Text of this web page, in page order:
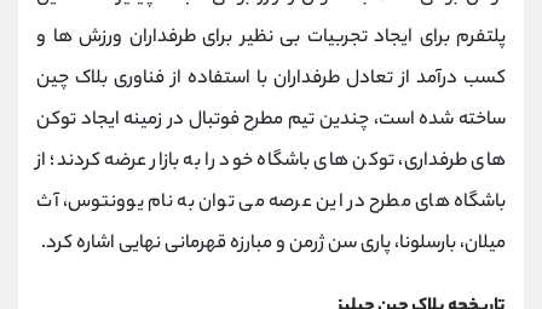
پلتفرم برای ایجاد تجربیات بی نظیر برای طرفداران ورزش ها و
کسب درآمد از تعادل طرفداران با استفاده از فناوری بلاک چین
ساخته شده است، چندین تیم مطرح فوتبال در زمینه ایجاد توکن
های طرفداری، توکن های باشگاه خود را به بازار عرضه کردند؛ از
باشگاه های مطرح در این عرصه می توان به نام یوونتوس، آث
میلان، بارسلونا، پاری سن ژرمن و مبارزه قهرمانی نهایی اشاره کرد.